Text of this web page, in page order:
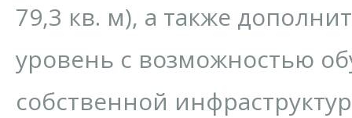
79,3 кв. м), а также
уровень с возможностью
собственной